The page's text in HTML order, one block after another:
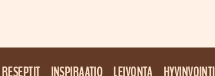
RESEPTIT INSPIRAATIO LEIVONTA HYVINVOINTI